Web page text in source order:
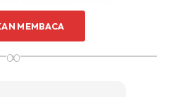
MEMBACA
∞